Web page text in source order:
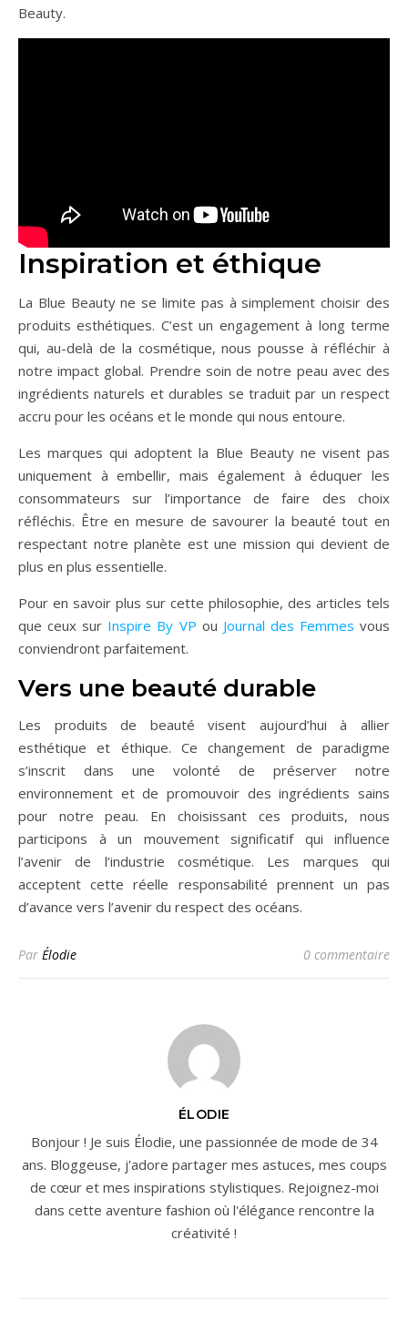
Beauty.
Inspiration et éthique
La Blue Beauty ne se limite pas à simplement choisir des
produits esthétiques. C’est un engagement à long terme
qui, au-delà de la cosmétique, nous pousse à réfléchir à
notre impact global. Prendre soin de notre peau avec des
ingrédients naturels et durables se traduit par un respect
accru pour les océans et le monde qui nous entoure.
Les marques qui adoptent la Blue Beauty ne visent pas
uniquement à embellir, mais également à éduquer les
consommateurs sur l’importance de faire des choix
réfléchis. Être en mesure de savourer la beauté tout en
respectant notre planète est une mission qui devient de
plus en plus essentielle.
Pour en savoir plus sur cette philosophie, des articles tels
que ceux sur Inspire By VP ou Journal des Femmes vous
conviendront parfaitement.
Vers une beauté durable
Les produits de beauté visent aujourd’hui à allier
esthétique et éthique. Ce changement de paradigme
s’inscrit dans une volonté de préserver notre
environnement et de promouvoir des ingrédients sains
pour notre peau. En choisissant ces produits, nous
participons à un mouvement significatif qui influence
l’avenir de l’industrie cosmétique. Les marques qui
acceptent cette réelle responsabilité prennent un pas
d’avance vers l’avenir du respect des océans.
Par Élodie 0 commentaire
ÉLODIE
Bonjour ! Je suis Élodie, une passionnée de mode de 34
ans. Bloggeuse, j'adore partager mes astuces, mes coups
de cœur et mes inspirations stylistiques. Rejoignez-moi
dans cette aventure fashion où l'élégance rencontre la
créativité !